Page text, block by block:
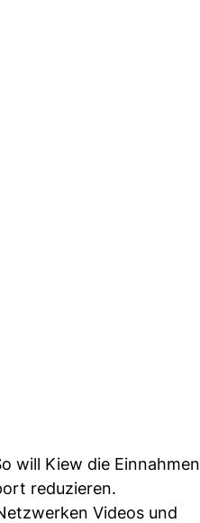
will Kiew die Einnahmen
reduzieren.
Videos und